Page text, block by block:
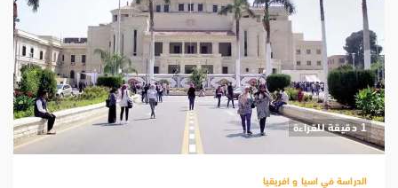
‫1 دقيقة للقراءة
الدراسة في اسيا و افريقيا